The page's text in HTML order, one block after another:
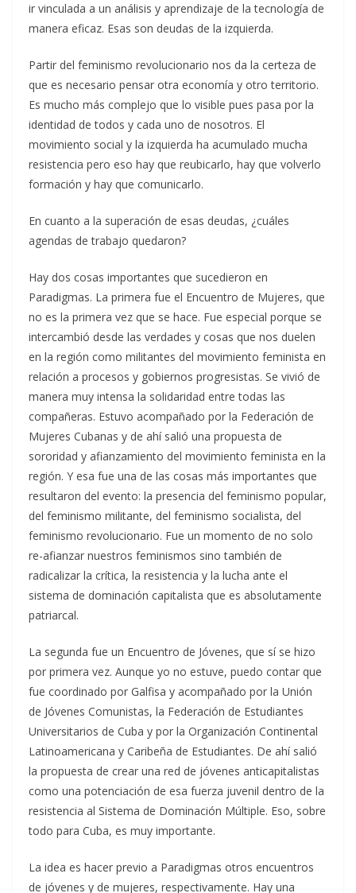
ir vinculada a un análisis y aprendizaje de la tecnología de
manera eficaz. Esas son deudas de la izquierda.
Partir del feminismo revolucionario nos da la certeza de
que es necesario pensar otra economía y otro territorio.
Es mucho más complejo que lo visible pues pasa por la
identidad de todos y cada uno de nosotros. El
movimiento social y la izquierda ha acumulado mucha
resistencia pero eso hay que reubicarlo, hay que volverlo
formación y hay que comunicarlo.
En cuanto a la superación de esas deudas, ¿cuáles
agendas de trabajo quedaron?
Hay dos cosas importantes que sucedieron en
Paradigmas. La primera fue el Encuentro de Mujeres, que
no es la primera vez que se hace. Fue especial porque se
intercambió desde las verdades y cosas que nos duelen
en la región como militantes del movimiento feminista en
relación a procesos y gobiernos progresistas. Se vivió de
manera muy intensa la solidaridad entre todas las
compañeras. Estuvo acompañado por la Federación de
Mujeres Cubanas y de ahí salió una propuesta de
sororidad y afianzamiento del movimiento feminista en la
región. Y esa fue una de las cosas más importantes que
resultaron del evento: la presencia del feminismo popular,
del feminismo militante, del feminismo socialista, del
feminismo revolucionario. Fue un momento de no solo
re-afianzar nuestros feminismos sino también de
radicalizar la crítica, la resistencia y la lucha ante el
sistema de dominación capitalista que es absolutamente
patriarcal.
La segunda fue un Encuentro de Jóvenes, que sí se hizo
por primera vez. Aunque yo no estuve, puedo contar que
fue coordinado por Galfisa y acompañado por la Unión
de Jóvenes Comunistas, la Federación de Estudiantes
Universitarios de Cuba y por la Organización Continental
Latinoamericana y Caribeña de Estudiantes. De ahí salió
la propuesta de crear una red de jóvenes anticapitalistas
como una potenciación de esa fuerza juvenil dentro de la
resistencia al Sistema de Dominación Múltiple. Eso, sobre
todo para Cuba, es muy importante.
La idea es hacer previo a Paradigmas otros encuentros
de jóvenes y de mujeres, respectivamente. Hay una